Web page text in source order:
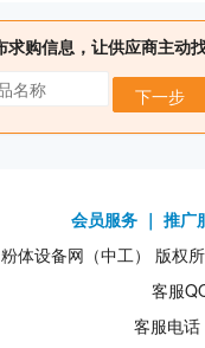
购信息，让供应商主动
下一步
会员服务 ｜ 推广
粉体设备网（中工） 版权
客服
客服电